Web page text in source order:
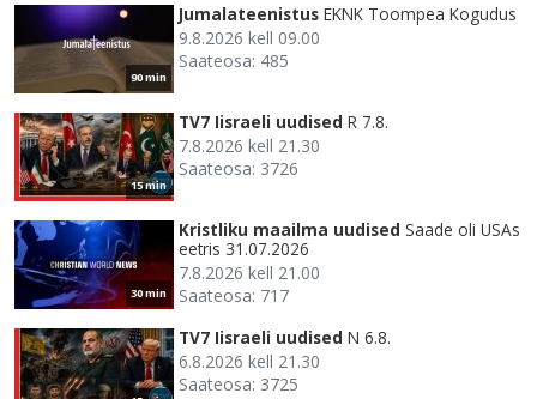
90 min
Jumalateenistus EKNK Toompea Kogudus
9.8.2026 kell 09.00
Saateosa: 485
15 min
TV7 Iisraeli uudised R 7.8.
7.8.2026 kell 21.30
Saateosa: 3726
30 min
Kristliku maailma uudised Saade oli USAs
eetris 31.07.2026
7.8.2026 kell 21.00
Saateosa: 717
TV7 Iisraeli uudised N 6.8.
6.8.2026 kell 21.30
Saateosa: 3725